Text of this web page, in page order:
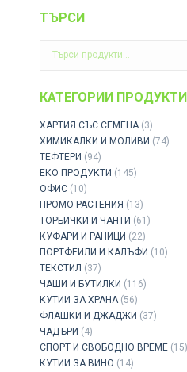
ТЪРСИ
КАТЕГОРИИ ПРОДУКТИ
ХАРТИЯ СЪС СЕМЕНА (3)
ХИМИКАЛКИ И МОЛИВИ (74)
ТЕФТЕРИ (94)
ЕКО ПРОДУКТИ (145)
ОФИС (10)
ПРОМО РАСТЕНИЯ (13)
ТОРБИЧКИ И ЧАНТИ (61)
КУФАРИ И РАНИЦИ (22)
ПОРТФЕЙЛИ И КАЛЪФИ (10)
ТЕКСТИЛ (37)
ЧАШИ И БУТИЛКИ (116)
КУТИИ ЗА ХРАНА (56)
ФЛАШКИ И ДЖАДЖИ (37)
ЧАДЪРИ (4)
СПОРТ И СВОБОДНО ВРЕМЕ (15)
КУТИИ ЗА ВИНО (14)